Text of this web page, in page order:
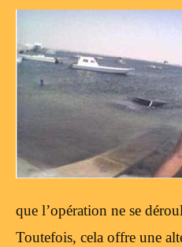
que l’opération ne se
Toutefois, cela offre une